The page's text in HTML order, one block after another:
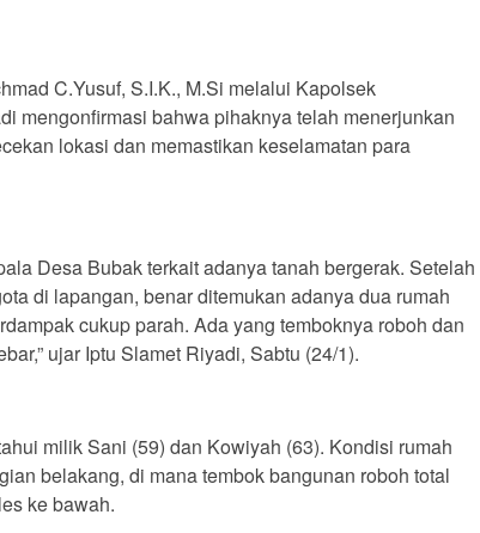
C.Yusuf, S.I.K., M.Si melalui Kapolsek
mengonfirmasi bahwa pihaknya telah menerjunkan
lokasi dan memastikan keselamatan para
Desa Bubak terkait adanya tanah bergerak. Setelah
di lapangan, benar ditemukan adanya dua rumah
cukup parah. Ada yang temboknya roboh dan
ujar Iptu Slamet Riyadi, Sabtu (24/1).
milik Sani (59) dan Kowiyah (63). Kondisi rumah
belakang, di mana tembok bangunan roboh total
ke bawah.